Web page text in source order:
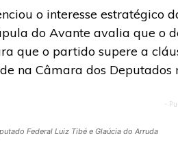
o interesse
do Avante avalia que o
que o partido supere a
na Câmara dos Deputados
-
Federal Luiz Tibé e Glaúcia do Arruda